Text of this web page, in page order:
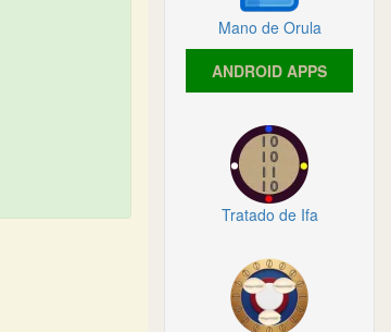
Mano de Orula
ANDROID APPS
Tratado de Ifa